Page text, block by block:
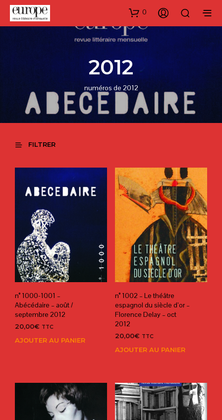
0
2012
numéros de 2012
FILTRER
n° 1000-1001 –
Abécédaire – août /
septembre 2012
20,00€ TTC
AJOUTER AU PANIER
n° 1002 – Le théâtre
espagnol du siècle d’or –
Florence Delay – oct
2012
20,00€ TTC
AJOUTER AU PANIER